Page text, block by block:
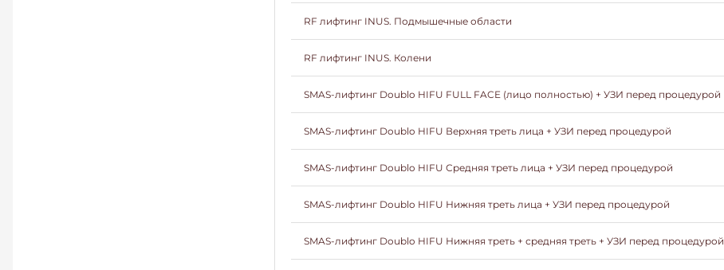
RF лифтинг INUS. Подмышечные области
RF лифтинг INUS. Колени
SMAS-лифтинг Doublo HIFU FULL FACE (лицо полностью) + УЗИ перед процедурой
SMAS-лифтинг Doublo HIFU Верхняя треть лица + УЗИ перед процедурой
SMAS-лифтинг Doublo HIFU Средняя треть лица + УЗИ перед процедурой
SMAS-лифтинг Doublo HIFU Нижняя треть лица + УЗИ перед процедурой
SMAS-лифтинг Doublo HIFU Нижняя треть + средняя треть + УЗИ перед процедурой